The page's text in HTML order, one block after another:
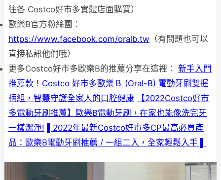
往各 Costco好市多實體店面購買）
歐樂B官方粉絲團：
https://www.facebook.com/oralb.tw （有問題也可以
直接私訊他們哦）
更多Costco好市多歐樂B的推薦分享在這裡： 新手入門
推薦款！Costco 好市多歐樂Ｂ (Oral-B) 電動牙刷雙握
柄組，智慧守護全家人的口腔健康
【2022Costco好市
多電動牙刷推薦】歐樂B電動牙刷，在家也能像洗完牙
一樣潔淨!
▌2022年最新Costco好市多CP最高必買產
品：歐樂B電動牙刷推薦 / 一組二入，全家輕鬆入手 ▌